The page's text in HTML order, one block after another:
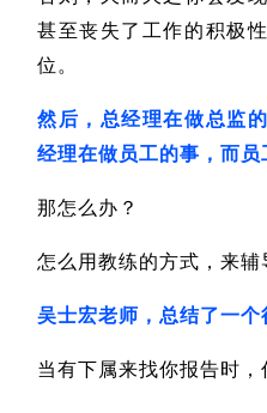
甚至丧失了工作的积极
位。
然后，总经理在做总监
经理在做员工的事，而员
那怎么办？
怎么用教练的方式，来辅
吴士宏老师，总结了一个
当有下属来找你报告时，